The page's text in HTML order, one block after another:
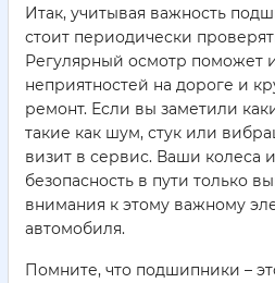
Итак, учитывая важность
стоит периодически
Регулярный осмотр поможет
неприятностей на дороге и
ремонт. Если вы заметили
такие как шум, стук или
визит в сервис. Ваши колеса
безопасность в пути только
внимания к этому важному
автомобиля.
Помните, что подшипники –